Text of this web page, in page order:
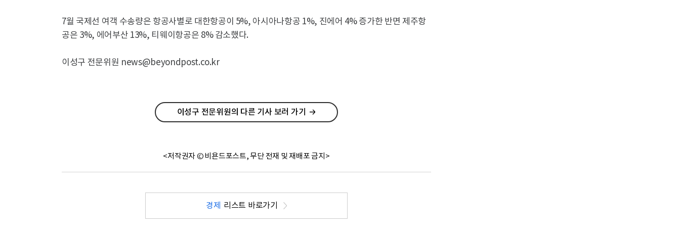
7월 국제선 여객 수송량은 항공사별로 대한항공이 5%, 아시아나항공 1%, 진에어 4% 증가한 반면 제주항
공은 3%, 에어부산 13%, 티웨이항공은 8% 감소했다.
이성구 전문위원 news@beyondpost.co.kr
이성구 전문위원의 다른 기사 보러 가기
<저작권자 © 비욘드포스트, 무단 전재 및 재배포 금지>
경제 리스트 바로가기